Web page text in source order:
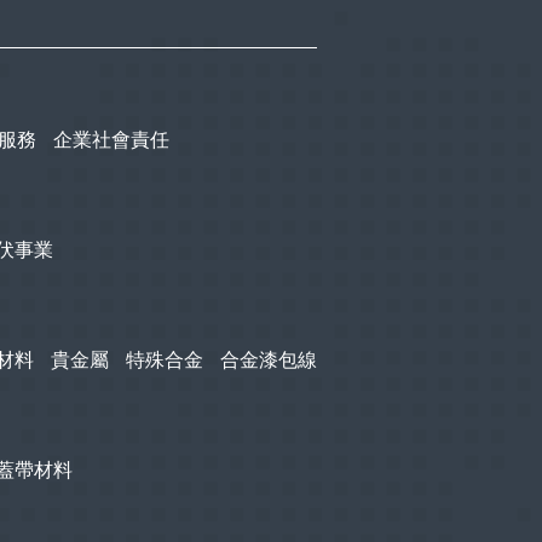
務 企業社會責任
事業
料 貴金屬 特殊合金 合金漆包線
帶材料